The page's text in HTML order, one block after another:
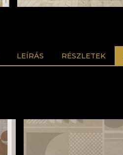
LEÍRÁS RÉSZLETEK